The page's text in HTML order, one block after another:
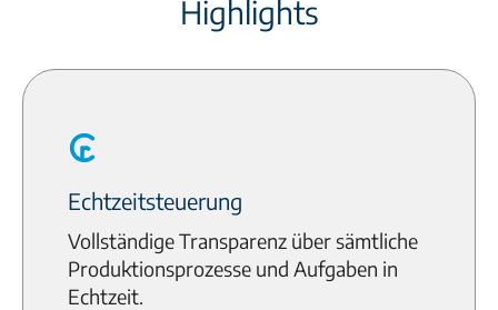
Highlights
Echtzeitsteuerung
Vollständige Transparenz über sämtliche
Produktionsprozesse und Aufgaben in
Echtzeit.